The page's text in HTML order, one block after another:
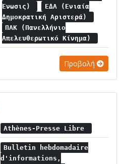
Ένωσις)
ΕΔΑ (Ενιαία
Δημοκρατική Αριστερά)
ΠΑΚ (Πανελλήνιο
Απελευθερωτικό Κίνημα)
Προβολή
Athènes-Presse Libre
Bulletin hebdomadaire
d'informations,